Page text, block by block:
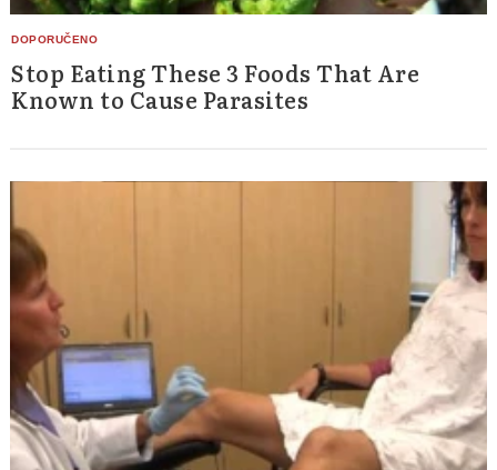
Stop Eating These 3 Foods That Are
Known to Cause Parasites